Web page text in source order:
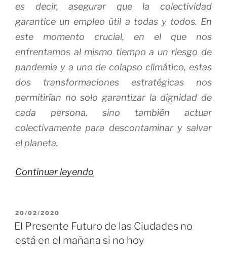
es decir, asegurar que la colectividad
garantice un empleo útil a todas y todos. En
este momento crucial, en el que nos
enfrentamos al mismo tiempo a un riesgo de
pandemia y a uno de colapso climático, estas
dos transformaciones estratégicas nos
permitirían no solo garantizar la dignidad de
cada persona, sino también actuar
colectivamente para descontaminar y salvar
el planeta.
Continuar leyendo
Desmercantilizar
y
PUBLICADO
EL
20/02/2020
El Presente Futuro de las Ciudades no
está en el mañana si no hoy